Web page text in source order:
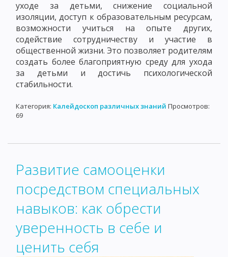
уходе за детьми, снижение социальной
изоляции, доступ к образовательным ресурсам,
возможности учиться на опыте других,
содействие сотрудничеству и участие в
общественной жизни. Это позволяет родителям
создать более благоприятную среду для ухода
за детьми и достичь психологической
стабильности.
Категория: Калейдоскоп различных знаний Просмотров:
69
Развитие самооценки
посредством специальных
навыков: как обрести
уверенность в себе и
ценить себя